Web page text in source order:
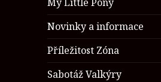
Novinky a informace
Příležitost Zóna
Sabotáž Valkýry